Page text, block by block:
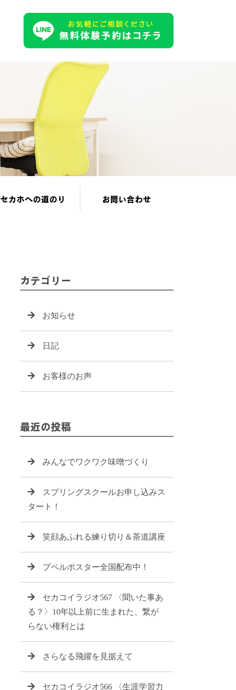
セカホへの道のり お問い合わせ
カテゴリー
お知らせ
日記
お客様のお声
最近の投稿
みんなでワクワク味噌づくり
スプリングスクールお申し込みス
タート！
笑顔あふれる練り切り＆茶道講座
プペルポスター全国配布中！
セカコイラジオ567 〈聞いた事あ
る？〉10年以上前に生まれた、繋が
らない権利とは
さらなる飛躍を見据えて
セカコイラジオ566 〈生涯学習力